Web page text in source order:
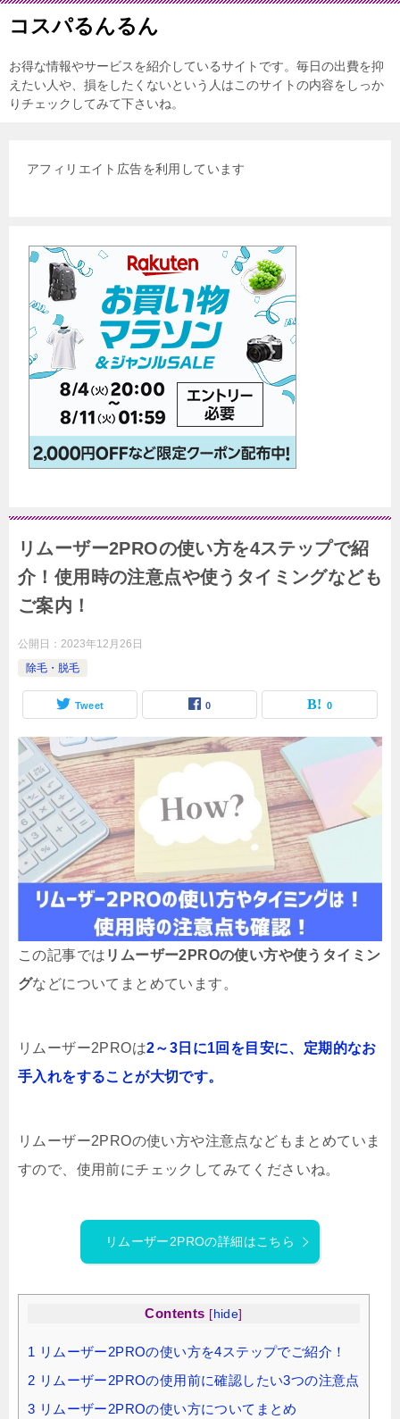
コスパるんるん
お得な情報やサービスを紹介しているサイトです。毎日の出費を抑
えたい人や、損をしたくないという人はこのサイトの内容をしっか
りチェックしてみて下さいね。
アフィリエイト広告を利用しています
リムーザー2PROの使い方を4ステップで紹
介！使用時の注意点や使うタイミングなども
ご案内！
公開日： 2023年12月26日
除毛・脱毛
Tweet 0 0
この記事では リムーザー2PROの使い方や使うタイミン
グなどについてまとめています。
リムーザー2PROは2～3日に1回を目安に、定期的なお
手入れをすることが大切です。
リムーザー2PROの使い方や注意点などもまとめていま
すので、使用前にチェックしてみてくださいね。
リムーザー2PROの詳細はこちら
Contents [ hide]
1 リムーザー2PROの使い方を4ステップでご紹介！
2 リムーザー2PROの使用前に確認したい3つの注意点
3 リムーザー2PROの使い方についてまとめ